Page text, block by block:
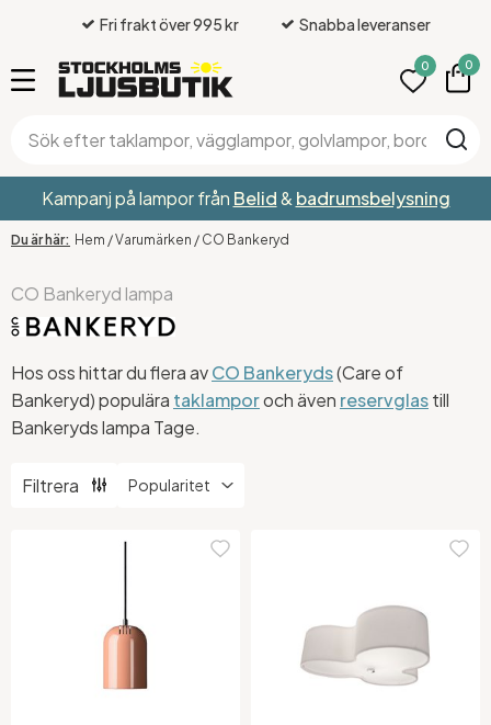
Fri frakt över 995 kr Snabba leveranser
0 0
Kampanj på lampor från Belid& badrumsbelysning
Hem /Varumärken / CO Bankeryd
CO Bankeryd lampa
Hos oss hittar du flera avCO Bankeryds(Care of
Bankeryd) populära taklamporoch även reservglastill
Bankeryds lampa Tage.
Filtrera